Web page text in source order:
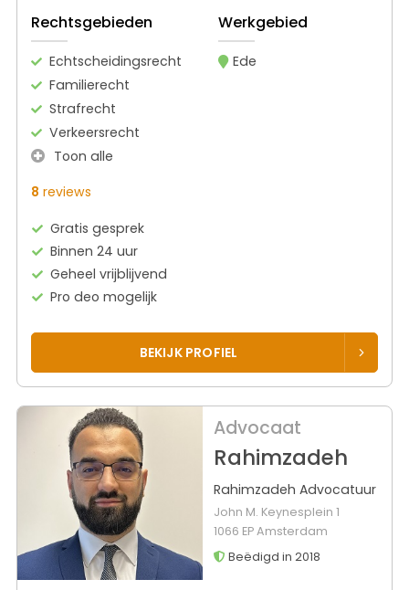
Rechtsgebieden
Echtscheidingsrecht
Familierecht
Strafrecht
Verkeersrecht
Toon alle
Werkgebied
Ede
8 reviews
Gratis gesprek
Binnen 24 uur
Geheel vrijblijvend
Pro deo mogelijk
BEKIJK PROFIEL
Advocaat
Rahimzadeh
Rahimzadeh Advocatuur
John M. Keynesplein 1
1066 EP Amsterdam
Beëdigd in 2018